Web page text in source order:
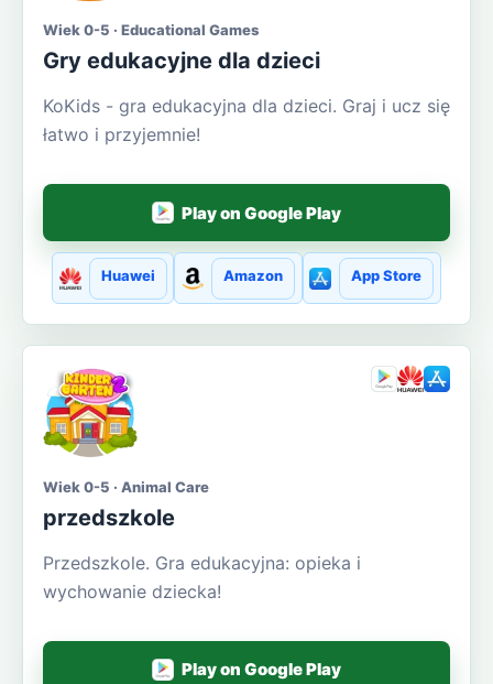
Wiek 0-5 · Educational Games
Gry edukacyjne dla dzieci
KoKids - gra edukacyjna dla dzieci. Graj i ucz się
łatwo i przyjemnie!
Play on Google Play
Huawei Amazon App Store
Wiek 0-5 · Animal Care
przedszkole
Przedszkole. Gra edukacyjna: opieka i
wychowanie dziecka!
Play on Google Play